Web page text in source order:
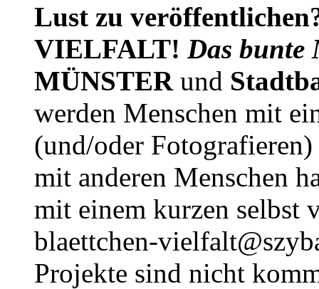
Lust zu
VIELFALT! Das bunte
MÜNSTERund
werden Menschen mit
(und/oder
mit anderen Menschen
mit einem kurzen selbst
blaettchen-
Projekte sind nicht